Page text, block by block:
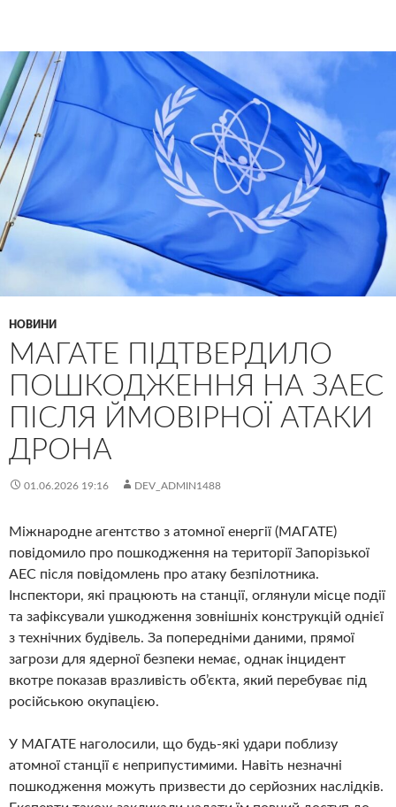
НОВИНИ
МАГАТЕ ПІДТВЕРДИЛО
ПОШКОДЖЕННЯ НА ЗАЕС
ПІСЛЯ ЙМОВІРНОЇ АТАКИ
ДРОНА
01.06.2026 19:16 DEV_ADMIN1488
Міжнародне агентство з атомної енергії (МАГАТЕ)
повідомило про пошкодження на території Запорізької
АЕС після повідомлень про атаку безпілотника.
Інспектори, які працюють на станції, оглянули місце події
та зафіксували ушкодження зовнішніх конструкцій однієї
з технічних будівель. За попередніми даними, прямої
загрози для ядерної безпеки немає, однак інцидент
вкотре показав вразливість об’єкта, який перебуває під
російською окупацією.
У МАГАТЕ наголосили, що будь-які удари поблизу
атомної станції є неприпустимими. Навіть незначні
пошкодження можуть призвести до серйозних наслідків.